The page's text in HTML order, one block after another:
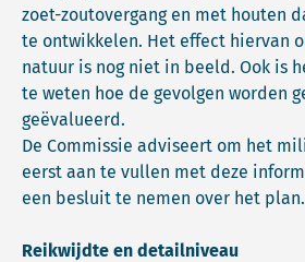
zoet-zoutovergang en met houten
te ontwikkelen. Het effect hiervan
natuur is nog niet in beeld. Ook is
te weten hoe de gevolgen worden
geëvalueerd.
De Commissie adviseert om het
eerst aan te vullen met deze
een besluit te nemen over het plan.
Reikwijdte en detailniveau